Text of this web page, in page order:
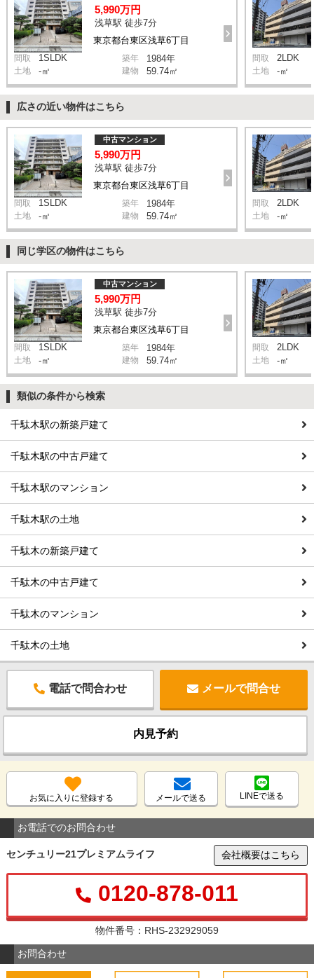
東京都台東区浅草6丁目
5,990万円
浅草駅 徒歩7分
間取 1SLDK 築年 1984年
土地 -㎡ 建物 59.74㎡
間取 2LDK
土地 -㎡
広さの近い物件はこちら
東京都台東区浅草6丁目
中古マンション
5,990万円
浅草駅 徒歩7分
間取 1SLDK 築年 1984年
土地 -㎡ 建物 59.74㎡
間取 2LDK
土地 -㎡
同じ学区の物件はこちら
東京都台東区浅草6丁目
中古マンション
5,990万円
浅草駅 徒歩7分
間取 1SLDK 築年 1984年
土地 -㎡ 建物 59.74㎡
間取 2LDK
土地 -㎡
類似の条件から検索
千駄木駅の新築戸建て
千駄木駅の中古戸建て
千駄木駅のマンション
千駄木駅の土地
千駄木の新築戸建て
千駄木の中古戸建て
千駄木のマンション
千駄木の土地
電話で問合わせ メールで問合せ
内見予約
お気に入りに登録する メールで送る LINEで送る
お電話でのお問合わせ
センチュリー21プレミアムライフ 会社概要はこちら
0120-878-011
物件番号：RHS-232929059
お問合わせ